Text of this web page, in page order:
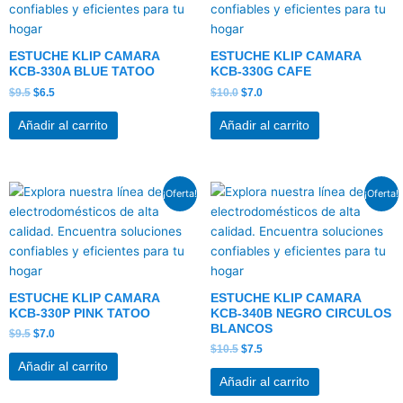
ESTUCHE KLIP CAMARA
KCB-330A BLUE TATOO
$9.5
$9.5.
$6.5
$6.5.
Añadir al carrito
ESTUCHE KLIP CAMARA
KCB-330G CAFE
$10.0
$10.0.
$7.0
$7.0.
Añadir al carrito
¡Oferta!
ESTUCHE KLIP CAMARA
KCB-330P PINK TATOO
$9.5
El
precio
original
era:
$9.5.
$7.0
El
actual
es:
$7.0.
Añadir al carrito
¡Oferta!
ESTUCHE KLIP CAMARA
KCB-340B NEGRO CIRCULOS
BLANCOS
$10.5
El
precio
original
era:
$10.5.
$7.5
El
actual
es:
Añadir al carrito